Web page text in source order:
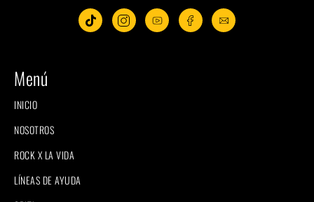
Menú
INICIO
NOSOTROS
ROCK X LA VIDA
LÍNEAS DE AYUDA